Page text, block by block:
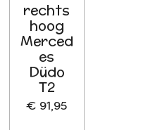
rechts
hoog
Merced
es
Düdo
T2
€ 91,95